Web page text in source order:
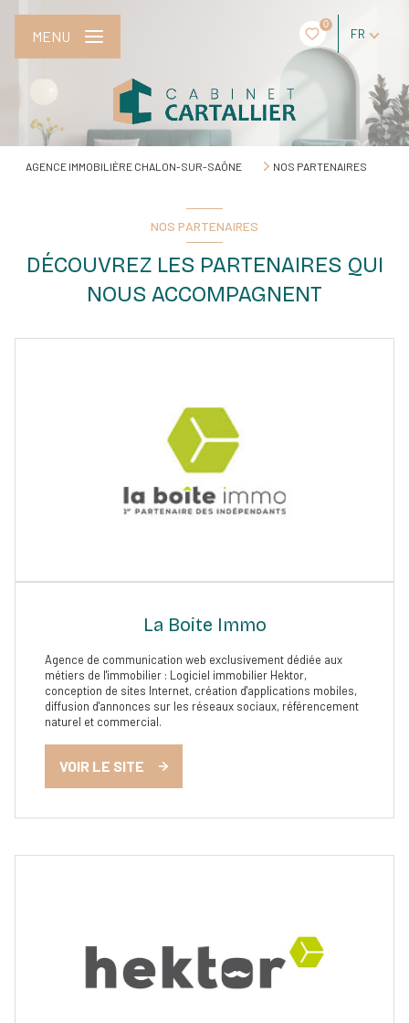
0
FR
MENU
AGENCE IMMOBILIÈRE CHALON-SUR-SAÔNE NOS PARTENAIRES
NOS PARTENAIRES
DÉCOUVREZ LES PARTENAIRES QUI
NOUS ACCOMPAGNENT
La Boite Immo
Agence de communication web exclusivement dédiée aux
métiers de l'immobilier : Logiciel immobilier Hektor,
conception de sites Internet, création d'applications mobiles,
diffusion d'annonces sur les réseaux sociaux, référencement
naturel et commercial.
VOIR LE SITE